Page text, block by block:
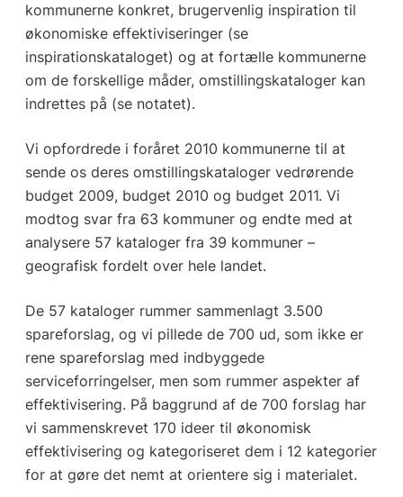
kommunerne konkret, brugervenlig inspiration til
økonomiske effektiviseringer (se
inspirationskataloget) og at fortælle kommunerne
om de forskellige måder, omstillingskataloger kan
indrettes på (se notatet).
Vi opfordrede i foråret 2010 kommunerne til at
sende os deres omstillingskataloger vedrørende
budget 2009, budget 2010 og budget 2011. Vi
modtog svar fra 63 kommuner og endte med at
analysere 57 kataloger fra 39 kommuner –
geografisk fordelt over hele landet.
De 57 kataloger rummer sammenlagt 3.500
spareforslag, og vi pillede de 700 ud, som ikke er
rene spareforslag med indbyggede
serviceforringelser, men som rummer aspekter af
effektivisering. På baggrund af de 700 forslag har
vi sammenskrevet 170 ideer til økonomisk
effektivisering og kategoriseret dem i 12 kategorier
for at gøre det nemt at orientere sig i materialet.